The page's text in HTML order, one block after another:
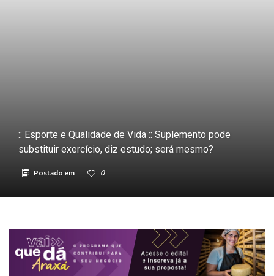
:: Esporte e Qualidade de Vida :: Suplemento pode
substituir exercício, diz estudo; será mesmo?
Postado em 0